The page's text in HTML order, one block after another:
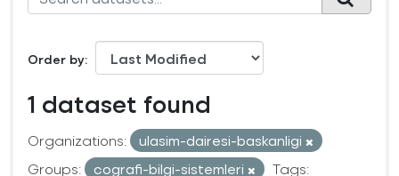
Order by
1 dataset found
Organizations:
ulasim-dairesi-baskanligi
Groups:
cografi-bilgi-sistemleri
Tags: